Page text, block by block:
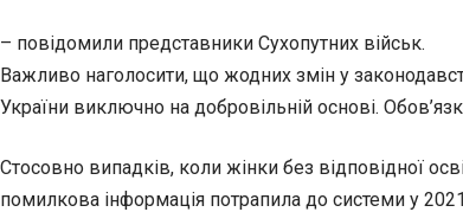
– повідомили представники Сухопутних військ.
Важливо наголосити, що жодних змін у
України виключно на добровільній основі.
Стосовно випадків, коли жінки без відповідної
помилкова інформація потрапила до системи у